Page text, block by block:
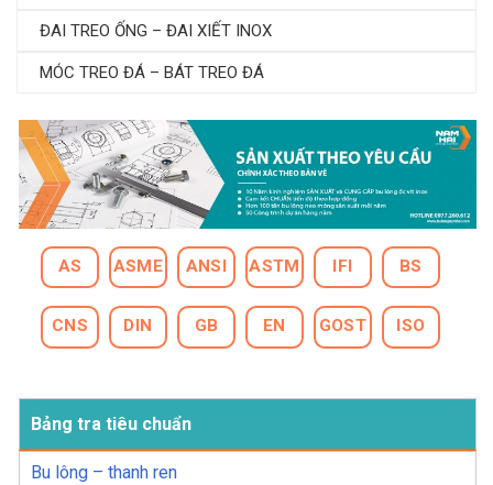
ĐAI TREO ỐNG – ĐAI XIẾT INOX
MÓC TREO ĐÁ – BÁT TREO ĐÁ
AS ASME ANSI ASTM IFI BS
CNS DIN GB EN GOST ISO
Bảng tra tiêu chuẩn
Bu lông – thanh ren